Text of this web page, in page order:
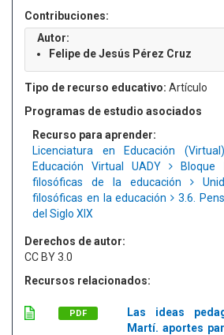
Contribuciones:
Autor:
Felipe de Jesús Pérez Cruz
Tipo de recurso educativo: Artículo
Programas de estudio asociados
Recurso para aprender:
Licenciatura en Educación
Educación Virtual UADY
Bloque
filosóficas de la educación
filosóficas en la educación
3.6.
del Siglo XIX
Derechos de autor:
CC BY 3.0
Recursos relacionados:
PDF
Las ideas
Martí. aportes